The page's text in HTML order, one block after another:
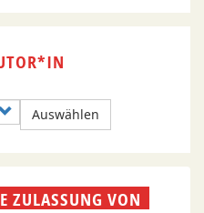
Auswählen
ZULASSUNG VON